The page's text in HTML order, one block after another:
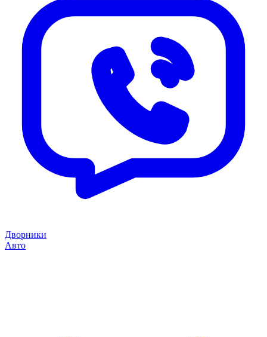
Дворники
Авто